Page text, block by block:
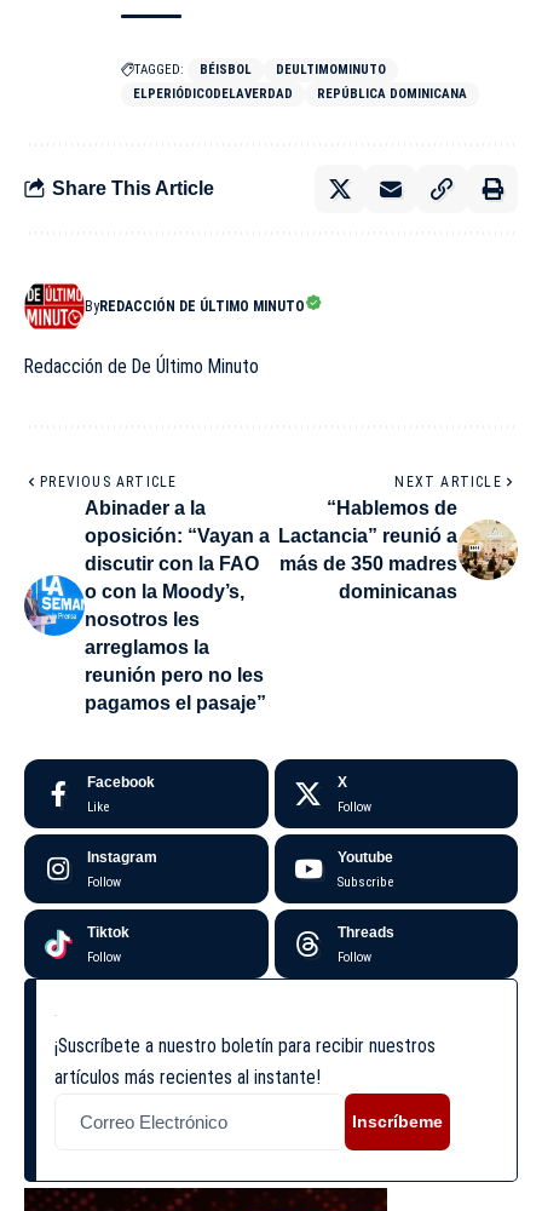
TAGGED: BÉISBOL
DEULTIMOMINUTO
ELPERIÓDICODELAVERDAD
REPÚBLICA DOMINICANA
Share This Article
ByREDACCIÓN DE ÚLTIMO MINUTO
Redacción de De Último Minuto
PREVIOUS ARTICLE
Abinader a la
oposición: “Vayan a
discutir con la FAO
o con la Moody’s,
nosotros les
arreglamos la
reunión pero no les
pagamos el pasaje”
NEXT ARTICLE
“Hablemos de
Lactancia” reunió a
más de 350 madres
dominicanas
Facebook
Like
X
Follow
Instagram
Follow
Youtube
Subscribe
Tiktok
Follow
Threads
Follow
¡Suscríbete a nuestro boletín para recibir nuestros
artículos más recientes al instante!
Inscríbeme